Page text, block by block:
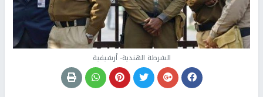
الشرطة الهندية- أرشيفية